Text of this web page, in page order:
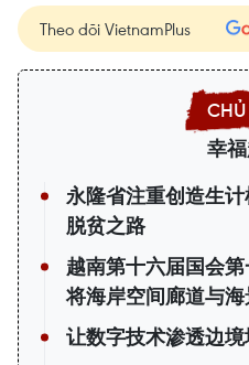
Theo dõi VietnamPlus
幸
永隆省注重创造生
脱贫之路
越南第十六届国会
将海岸空间廊道与
让数字技术渗透边